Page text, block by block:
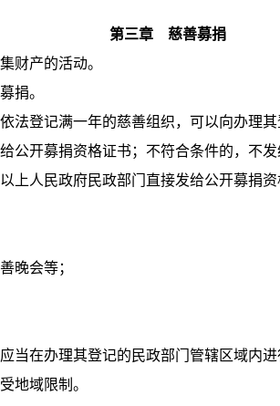
第三章 慈善募捐
财产的活动。
捐。
登记满一年的慈善组织，可以向办理
开募捐资格证书；不符合条件的，不发
上人民政府民政部门直接发给公开募捐资
晚会等；
当在办理其登记的民政部门管辖区域内
地域限制。